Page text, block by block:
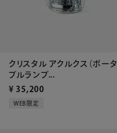
クリスタル アクルクス（ポータ
ブルランプ...
¥ 35,200
WEB限定